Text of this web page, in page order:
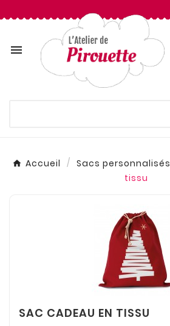

Accueil Sacs personnalisés
tissu
SAC CADEAU EN TISSU